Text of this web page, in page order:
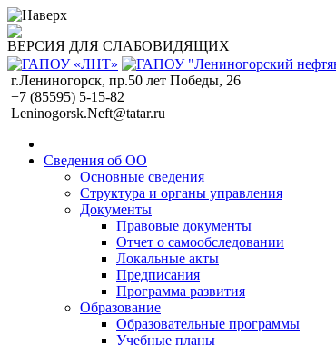
ВЕРСИЯ ДЛЯ СЛАБОВИДЯЩИХ
г.Лениногорск, пр.50 лет Победы, 26
+7 (85595) 5-15-82
Leninogorsk.Neft@tatar.ru
Сведения об ОО
Основные сведения
Структура и органы управления
Документы
Правовые документы
Отчет о самообследовании
Локальные акты
Предписания
Программа развития
Образование
Образовательные программы
Учебные планы